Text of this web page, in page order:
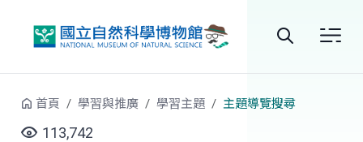
站
首頁 學習與推廣 學習主題 主題導覽搜尋
113,742